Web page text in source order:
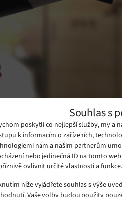
Souhlas s
poskytli co nejlepší služby, my a
k informacím o zařízeních,
nám a našim partnerům
nebo jedinečná ID na tomto
ovlivnit určité vlastnosti a funkce.
níže vyjádřete souhlas s výše
Vaše volby budou použity